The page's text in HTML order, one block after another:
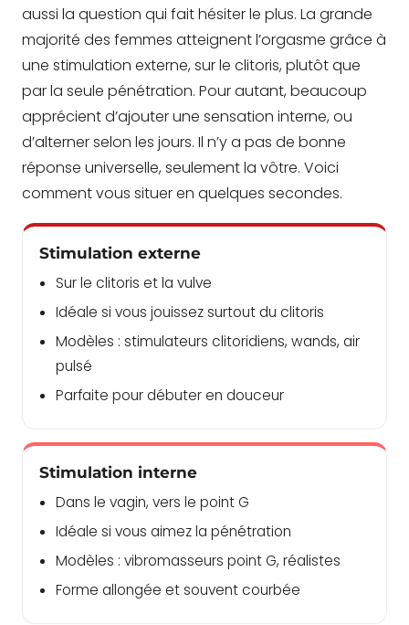
aussi la question qui fait hésiter le plus. La grande
majorité des femmes atteignent l’orgasme grâce à
une stimulation externe, sur le clitoris, plutôt que
par la seule pénétration. Pour autant, beaucoup
apprécient d’ajouter une sensation interne, ou
d’alterner selon les jours. Il n’y a pas de bonne
réponse universelle, seulement la vôtre. Voici
comment vous situer en quelques secondes.
Stimulation externe
Sur le clitoris et la vulve
Idéale si vous jouissez surtout du clitoris
Modèles : stimulateurs clitoridiens, wands, air
pulsé
Parfaite pour débuter en douceur
Stimulation interne
Dans le vagin, vers le point G
Idéale si vous aimez la pénétration
Modèles : vibromasseurs point G, réalistes
Forme allongée et souvent courbée